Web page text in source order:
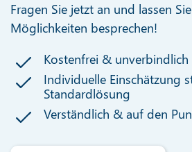
Fragen Sie jetzt an und lassen
Möglichkeiten besprechen!
Kostenfrei & unverbindlich
Individuelle Einschätzung
Standardlösung
Verständlich & auf den